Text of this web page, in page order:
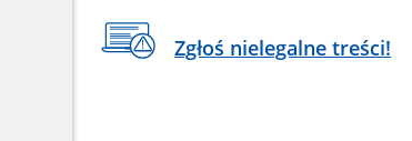
Zgłoś nielegalne treści!